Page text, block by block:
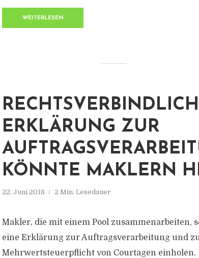
WEITERLESEN
ERKLÄRUNG ZUR
KÖNNTE MAKLERN
22. Juni 2018 2 Min. Lesedauer
Makler, die mit einem Pool zusammenarbeiten,
eine Erklärung zur Auftragsverarbeitung und
Mehrwertsteuerpflicht von Courtagen einholen.